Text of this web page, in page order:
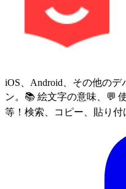
iOS、Android、その他の
ン。📚 絵文字の意味、💬
等！検索、コピー、貼り付